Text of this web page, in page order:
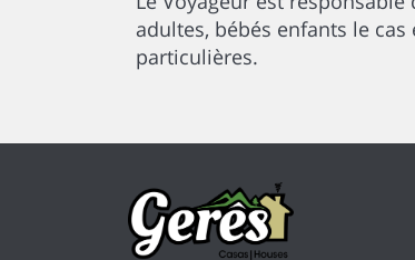
adultes, bébés enfants le
particulières.